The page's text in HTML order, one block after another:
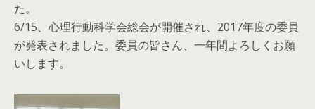
た。
6/15、心理行動科学会総会が開催され、2017年度の委員
が発表されました。委員の皆さん、一年間よろしくお願
いします。